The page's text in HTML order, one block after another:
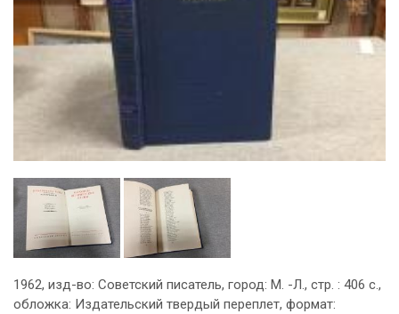
1962, изд-во: Советский писатель, город: М. -Л., стр. : 406 с.,
обложка: Издательский твердый переплет, формат: